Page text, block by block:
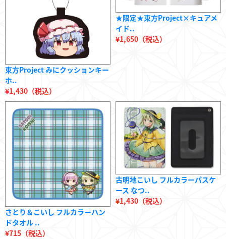
東方Project みにクッションキー
ホ..
¥1,430（税込）
★限定★東方Project×キュアメ
イド..
¥1,650（税込）
さとり＆こいし フルカラーハン
ドタオル ..
¥715（税込）
古明地こいし フルカラーパスケ
ース なつ..
¥1,430（税込）